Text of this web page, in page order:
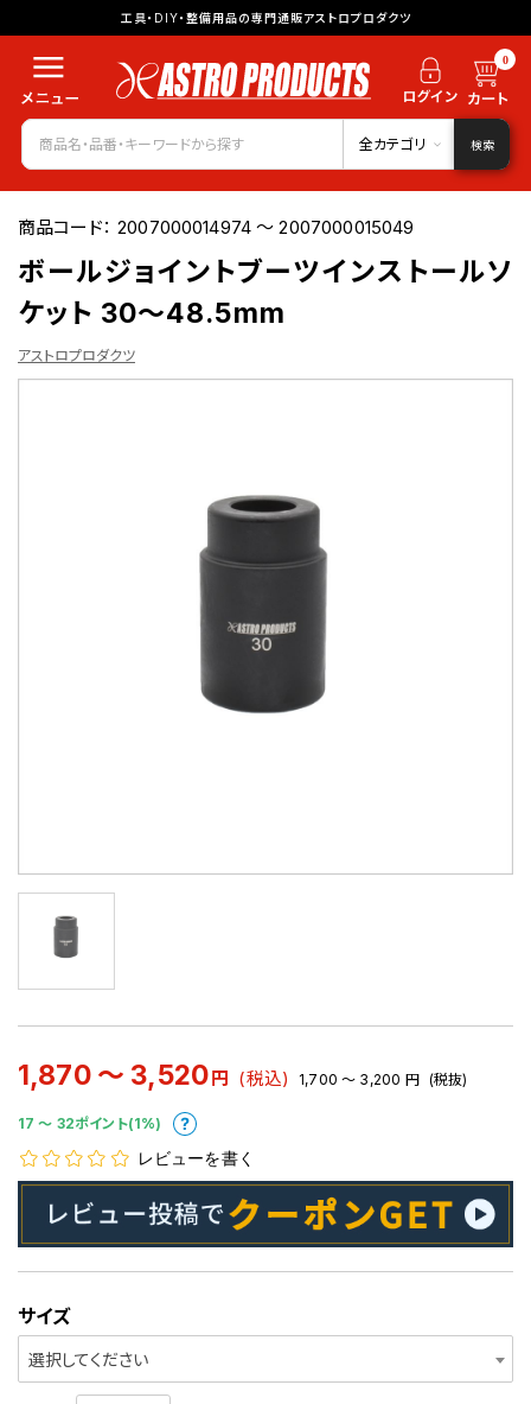
工具・DIY・整備用品の専門通販アストロプロダクツ
0
全カテゴリ 検索
商品コード：2007000014974 ～ 2007000015049
ボールジョイントブーツインストールソ
ケット 30～48.5mm
アストロプロダクツ
1,870 ～ 3,520 円 (税込) 1,700 ～ 3,200 円 (税抜)
17 〜 32ポイント(1%)
レビューを書く
サイズ
選択してください